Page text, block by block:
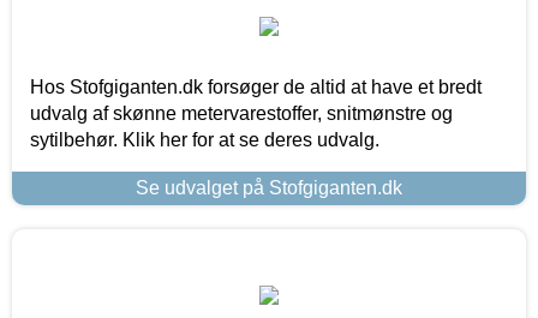
Hos Stofgiganten.dk forsøger de altid at have et bredt
udvalg af skønne metervarestoffer, snitmønstre og
sytilbehør. Klik her for at se deres udvalg.
Se udvalget på Stofgiganten.dk